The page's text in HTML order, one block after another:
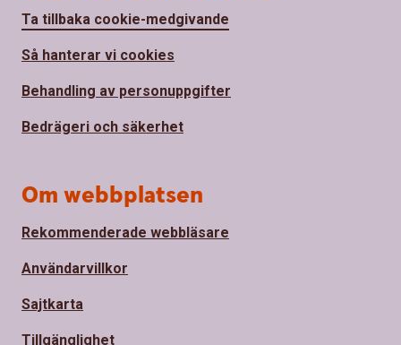
Ta tillbaka cookie-medgivande
Så hanterar vi cookies
Behandling av personuppgifter
Bedrägeri och säkerhet
Om webbplatsen
Rekommenderade webbläsare
Användarvillkor
Sajtkarta
Tillgänglighet